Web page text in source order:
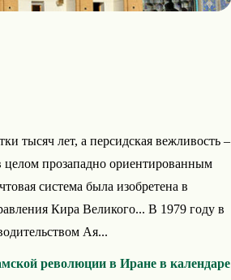
тысяч лет, а персидская вежливость –
целом прозападно ориентированным
система была изобретена в
Кира Великого... В 1979 году в
Ая...
революции в Иране в календаре